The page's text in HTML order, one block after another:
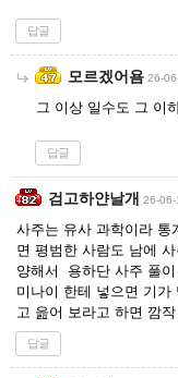
답글
모르겠어욤 26-
그 이상 일수도 그 이
답글
검고하얀날개 26-
사주는 유사 과학이라
면 평범한 사람도 남에
양해서 용하단 사주 풀
미나이 한테 넣으면 기
고 읊어 보라고 하면 깜
답글